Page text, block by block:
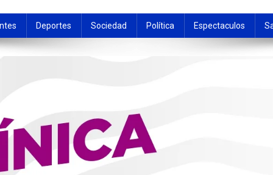
Deportes Sociedad Política Espectaculos